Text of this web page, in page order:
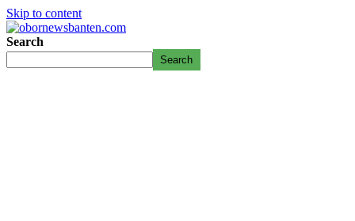
Skip to content
Search
Search